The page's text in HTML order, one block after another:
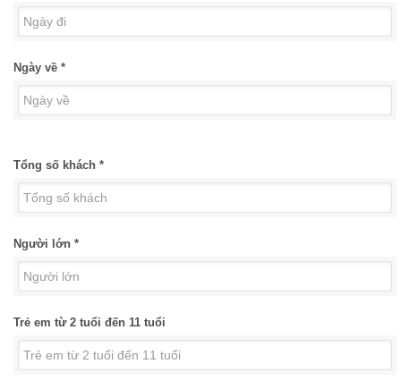
Ngày về *
Tổng số khách *
Người lớn *
Trẻ em từ 2 tuổi đến 11 tuổi